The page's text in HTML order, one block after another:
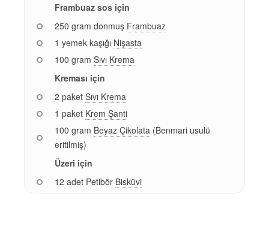
Frambuaz sos için
250 gram donmuş Frambuaz
1 yemek kaşığı Nişasta
100 gram Sıvı Krema
Kreması için
2 paket Sıvı Krema
1 paket Krem Şanti
100 gram Beyaz Çikolata (Benmari usulü
eritilmiş)
Üzeri için
12 adet Petibör Bisküvi